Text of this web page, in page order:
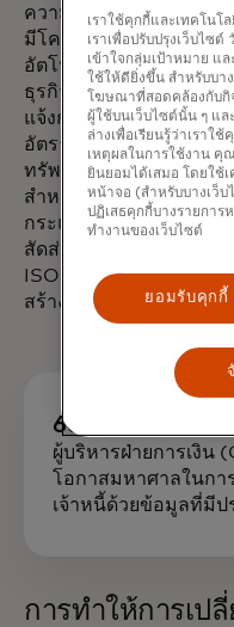
ความสามารถในการถ่า
มีโครงสร้างยังช่วยให้กร
อัตโนมัติมากขึ้น ซึ่งเป็น
ธุรกิจของธนาคาร ตัวอย่
แจ้งการโอนเงินควบคู่ไป
อัตราการประมวลผลแบบ
ทรัพยากรที่จำเป็นในกา
สำหรับผู้ขายและผู้ซื้อ ใน
กระแสการชำระเงินใหม่
สัดส่วน อันที่จริงแล้ว กร
ISO 20022 ที่เกี่ยวข้อง
สร้างรายได้สูงสุดสำหรับ
60%
ผู้บริหารฝ่ายการเงิน
โอกาสมหาศาลในกา
เจ้าหนี้ด้วยข้อมูลที่มี
การทำให้การเป
เราใช้คุกกี้และเทคโน
เราเพื่อปรับปรุงเว็บไซ
เข้าใจกลุ่มเป้าหมาย แ
ใช้ให้ดียิ่งขึ้น สำหรับบา
โฆษณาที่สอดคล้องกับกิ
ผู้ใช้บนเว็บไซต์นั้น ๆ แ
ล่างเพื่อเรียนรู้ว่าเราใ
เหตุผลในการใช้งาน คุ
ยินยอมได้เสมอ โดยใช้
หน้าจอ (สำหรับบางเว็
ปฏิเสธคุกกี้บางรายการ
ทำงานของเว็บไซต์
ยอมรับคุกกี้